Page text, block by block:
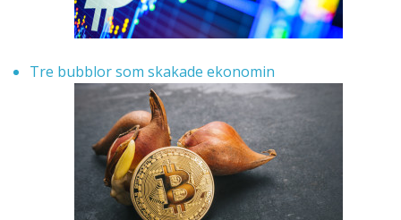
Tre bubblor som skakade ekonomin